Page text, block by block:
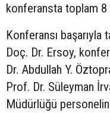
konferansta toplam 8
Konferansı başarıyla
Doç. Dr. Ersoy,
Dr. Abdullah Y.
Prof. Dr. Süleyman
Müdürlüğü